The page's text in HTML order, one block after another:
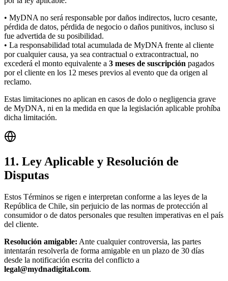
• MyDNA no será responsable por daños indirectos, lucro cesante,
pérdida de datos, pérdida de negocio o daños punitivos, incluso si
fue advertida de su posibilidad.
• La responsabilidad total acumulada de MyDNA frente al cliente
por cualquier causa, ya sea contractual o extracontractual, no
excederá el monto equivalente a 3 meses de suscripción pagados
por el cliente en los 12 meses previos al evento que da origen al
reclamo.
Estas limitaciones no aplican en casos de dolo o negligencia grave
de MyDNA, ni en la medida en que la legislación aplicable prohíba
dicha limitación.
11. Ley Aplicable y Resolución de
Disputas
Estos Términos se rigen e interpretan conforme a las leyes de la
República de Chile, sin perjuicio de las normas de protección al
consumidor o de datos personales que resulten imperativas en el país
del cliente.
Resolución amigable: Ante cualquier controversia, las partes
intentarán resolverla de forma amigable en un plazo de 30 días
desde la notificación escrita del conflicto a
legal@mydnadigital.com.